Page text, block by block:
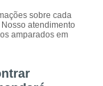
sobre cada
atendimento
amparados em